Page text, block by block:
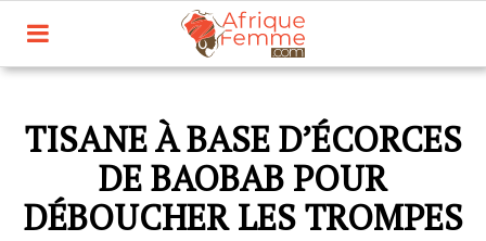
TISANE À BASE D’ÉCORCES
DE BAOBAB POUR
DÉBOUCHER LES TROMPES